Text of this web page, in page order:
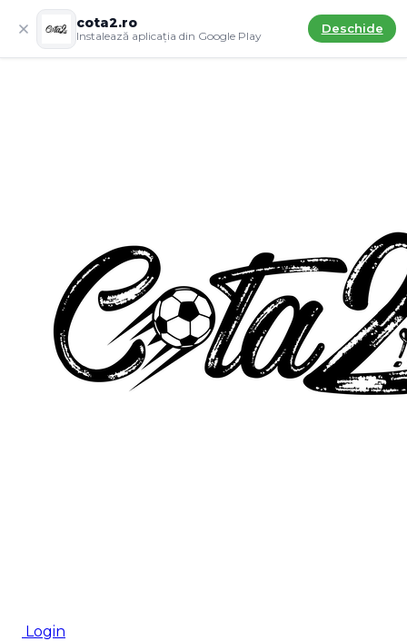
cota2.ro
Instalează aplicația din Google Play Deschide
Login